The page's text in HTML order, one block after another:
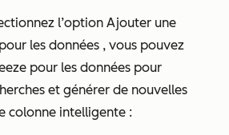
l’option Ajouter une
les données , vous pouvez
pour les données pour
et générer de nouvelles
colonne intelligente :